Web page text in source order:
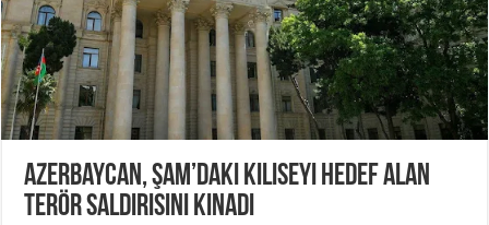
Azerbaycan, Şam’daki Kiliseyi Hedef Alan
Terör Saldırısını Kınadı